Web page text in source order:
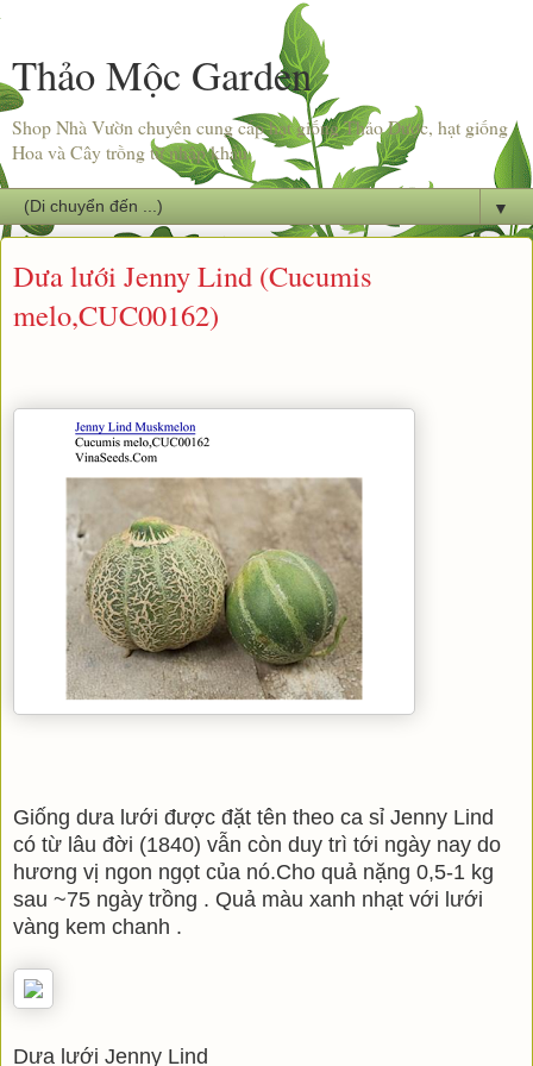
Thảo Mộc Garden
Shop Nhà Vườn chuyên cung cấp hạt giống Thảo Dược, hạt giống
Hoa và Cây trồng từ nhập khẩu.
▼
Dưa lưới Jenny Lind (Cucumis
melo,CUC00162)
Giống dưa lưới được đặt tên theo ca sỉ Jenny Lind
có từ lâu đời (1840) vẫn còn duy trì tới ngày nay do
hương vị ngon ngọt của nó.Cho quả nặng 0,5-1 kg
sau ~75 ngày trồng . Quả màu xanh nhạt với lưới
vàng kem chanh .
Dưa lưới Jenny Lind